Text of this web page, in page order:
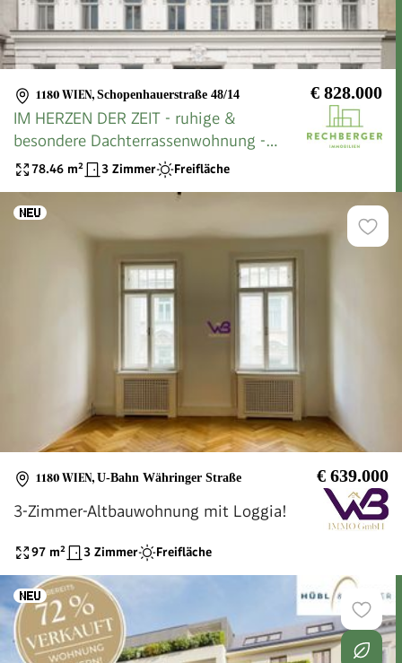
1180 WIEN, Schopenhauerstraße 48/14 € 828.000
IM HERZEN DER ZEIT - ruhige &
besondere Dachterrassenwohnung -
PROVISIONSFREI
78.46 m² 3 Zimmer Freifläche
1180 WIEN, U-Bahn Währinger Straße € 639.000
3-Zimmer-Altbauwohnung mit Loggia!
97 m² 3 Zimmer Freifläche